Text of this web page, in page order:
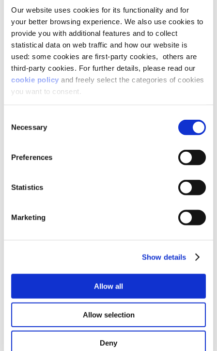
Our website uses cookies for its functionality and for
your better browsing experience. We also use cookies to
provide you with additional features and to collect
statistical data on web traffic and how our website is
used: some cookies are first-party cookies, others are
third-party cookies. For further details, please read our
cookie policy and freely select the categories of cookies
you want to consent.
Selection
Necessary
Preferences
Statistics
Marketing
Show details
Allow all
Allow selection
Deny
più spesso di questi temi anche nei confronti
dei colleghi
, non solo riguardo alla cura dei
propri familiari.
Sentono di usare meglio le loro
energie a casa e sul lavoroe di avere strumenti
in più, che danno loromaggioreempowerment
Il beneficio principale è dunque lamaggiore
consapevolezza del fatto che le competenze
allenate nelle esperienze di vita possono essere
utili anche sul lavoro.
In particolare,l’83%dei partecipanti di Lavazza ai
e problem solving. L’89% ha sviluppato la
ha allenato la propria intelligenza emotiva .
Quali sono i vostri
valorizzare la
diversità e unicità
tre filoni per valorizzare l’unicità di ognuno,
andando oltre alle tradizionali categorie: il primo
ha l’obiettivo disviluppare una culturabias free,
attraverso apposite attività di formazione,
informazione e ingaggio delle persone verso il